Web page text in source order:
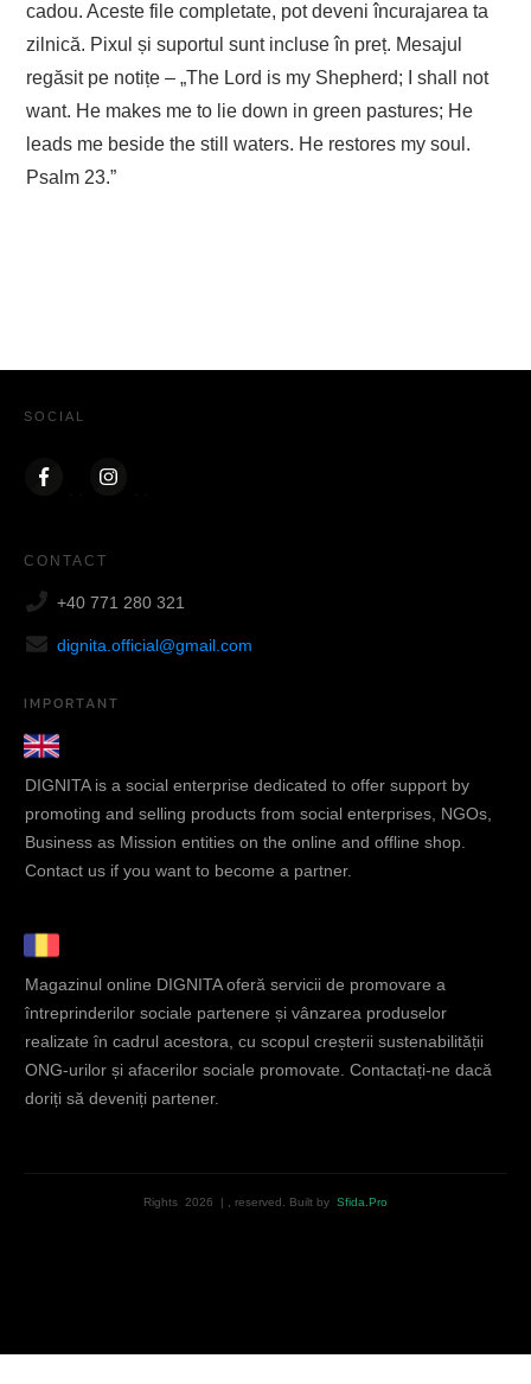
cadou. Aceste file completate, pot deveni încurajarea ta
zilnică. Pixul și suportul sunt incluse în preț. Mesajul
regăsit pe notițe – „The Lord is my Shepherd; I shall not
want. He makes me to lie down in green pastures; He
leads me beside the still waters. He restores my soul.
Psalm 23.”
SOCIAL
CONTACT
+40 771 280 321
dignita.official@gmail.com
IMPORTANT
DIGNITA is a social enterprise dedicated to offer support by
promoting and selling products from social enterprises, NGOs,
Business as Mission entities on the online and offline shop.
Contact us if you want to become a partner.
Magazinul online DIGNITA oferă servicii de promovare a
întreprinderilor sociale partenere și vânzarea produselor
realizate în cadrul acestora, cu scopul creșterii sustenabilității
ONG-urilor și afacerilor sociale promovate. Contactați-ne dacă
doriți să deveniți partener.
Rights 2026 | , reserved. Built by Sfida.Pro